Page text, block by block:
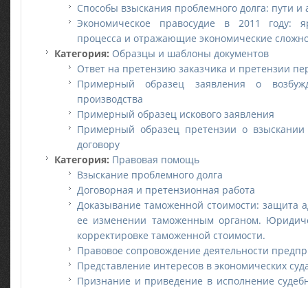
Способы взыскания проблемного долга: пути и
Экономическое правосудие в 2011 году:
процесса и отражающие экономические
Категория: Образцы и шаблоны документов
Ответ на претензию заказчика и претензии
Примерный образец заявления о
производства
Примерный образец искового заявления
Примерный образец претензии о взыскании
договору
Категория: Правовая помощь
Взыскание проблемного долга
Договорная и претензионная работа
Доказывание таможенной стоимости: защита
ее изменении таможенным органом.
корректировке таможенной стоимости.
Правовое сопровождение деятельности
Представление интересов в экономических
Признание и приведение в исполнение